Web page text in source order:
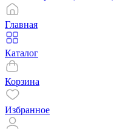
Главная
Каталог
Корзина
Избранное